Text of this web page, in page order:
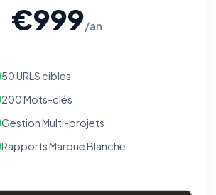
€999/an
50 URLS cibles
200 Mots-clés
Gestion Multi-projets
Rapports Marque Blanche